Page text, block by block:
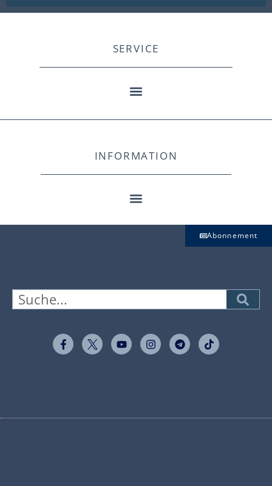
SERVICE
INFORMATION
Abonnement